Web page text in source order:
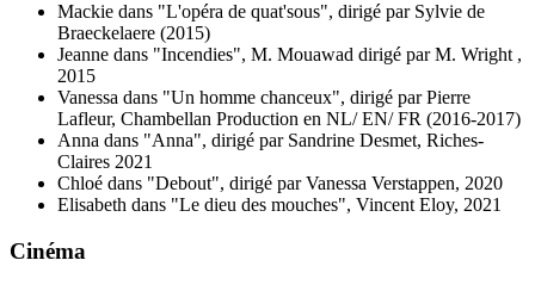
Mackie dans "L'opéra de quat'sous", dirigé par Sylvie de
Braeckelaere (2015)
Jeanne dans "Incendies", M. Mouawad dirigé par M. Wright ,
2015
Vanessa dans "Un homme chanceux", dirigé par Pierre
Lafleur, Chambellan Production en NL/ EN/ FR (2016-2017)
Anna dans "Anna", dirigé par Sandrine Desmet, Riches-
Claires 2021
Chloé dans "Debout", dirigé par Vanessa Verstappen, 2020
Elisabeth dans "Le dieu des mouches", Vincent Eloy, 2021
Cinéma